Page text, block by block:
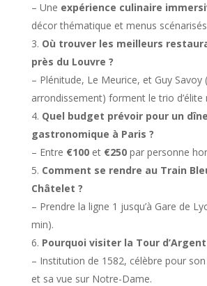
– Une expérience culinaire
décor thématique et menus
Où trouver les meilleurs
près du Louvre ?
– Plénitude, Le Meurice, et Guy Savoy
arrondissement) forment le trio d’élite
Quel budget prévoir pour un
gastronomique à Paris ?
– Entre €100et €250par personne
Comment se rendre au Train
Châtelet ?
– Prendre la ligne 1 jusqu’à Gare de
min).
Pourquoi visiter la Tour d’Argent
– Institution de 1582, célèbre pour
et sa vue sur Notre-Dame.